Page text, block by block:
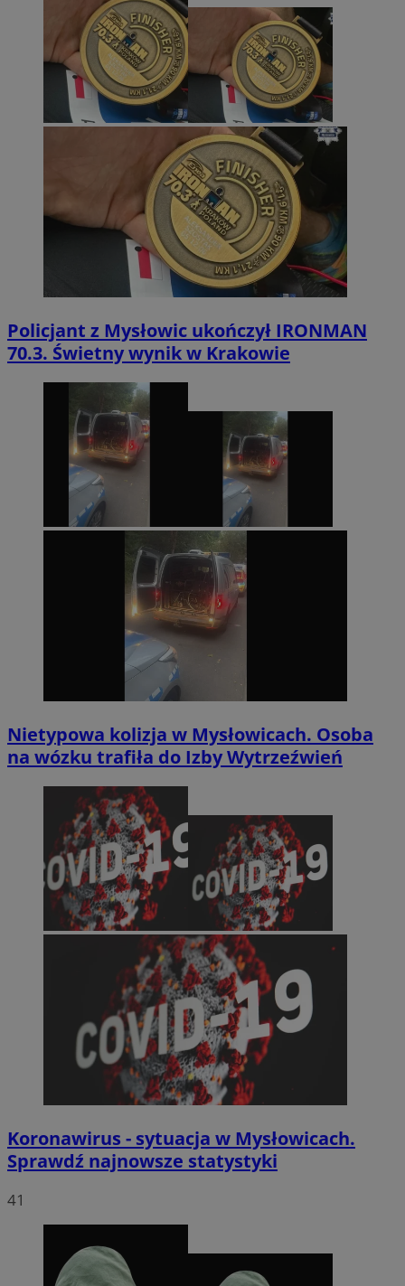
Policjant z Mysłowic ukończył IRONMAN
70.3. Świetny wynik w Krakowie
Nietypowa kolizja w Mysłowicach. Osoba
na wózku trafiła do Izby Wytrzeźwień
Koronawirus - sytuacja w Mysłowicach.
Sprawdź najnowsze statystyki
41